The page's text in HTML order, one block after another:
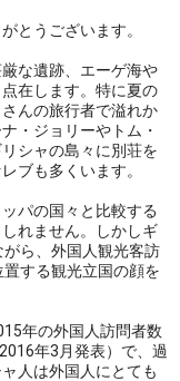
とうございます。
な遺跡、エーゲ海や
在します。特に夏の
んの旅行者で溢れか
・ジョリーやトム・
シャの島々に別荘を
ブも多くいます。
パの国々と比較する
れません。しかしギ
ら、外国人観光客訪
する観光立国の顔を
年の外国人訪問者数
年3月発表）で、過
人は外国人にとても